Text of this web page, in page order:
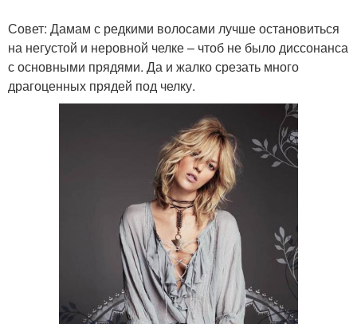
Совет: Дамам с редкими волосами лучше остановиться
на негустой и неровной челке – чтоб не было диссонанса
с основными прядями. Да и жалко срезать много
драгоценных прядей под челку.